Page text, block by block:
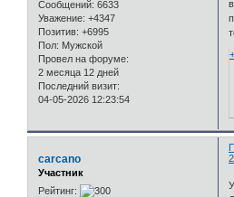
Сообщений: 6633
Уважение: +4347
Позитив: +6995
Пол: Мужской
Провел на форуме:
2 месяца 12 дней
Последний визит:
04-05-2026 12:23:54
carcano
Участник
Рейтинг: